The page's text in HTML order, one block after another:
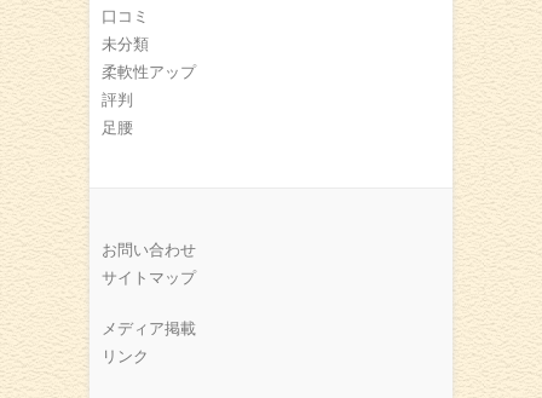
口コミ
未分類
柔軟性アップ
評判
足腰
お問い合わせ
サイトマップ
メディア掲載
リンク